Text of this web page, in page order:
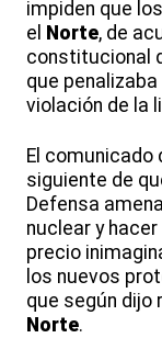
impiden que
el Norte, de
constitucional
que
violación de la
El comunicado
siguiente de
Defensa
nuclear y hacer
precio
los nuevos
que según dijo
Norte.